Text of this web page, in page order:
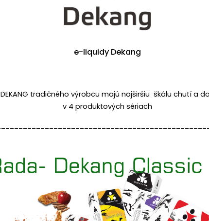
e-liquidy Dekang
tradičného výrobcu majú najširšiu škálu chutí a
v 4 produktových sériach